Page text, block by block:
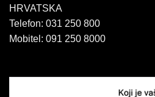
HRVATSKA
Telefon: 031 250 800
Mobitel: 091 250 8000